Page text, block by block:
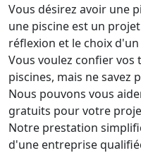
Vous désirez avoir une
une piscine est un
réflexion et le choix
Vous voulez confier vos
piscines, mais ne savez
Nous pouvons vous
gratuits pour votre
Notre prestation
d'une entreprise